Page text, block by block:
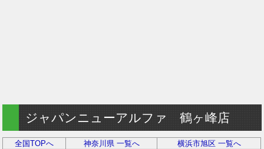
ジャパンニューアルファ 鶴ヶ峰店
全国TOPへ 神奈川県 一覧へ 横浜市旭区 一覧へ